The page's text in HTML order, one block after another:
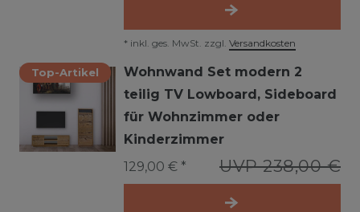
* inkl. ges. MwSt. zzgl. Versandkosten
Top-Artikel
Wohnwand Set modern 2
teilig TV Lowboard, Sideboard
für Wohnzimmer oder
Kinderzimmer
UVP 238,00 €
129,00 € *